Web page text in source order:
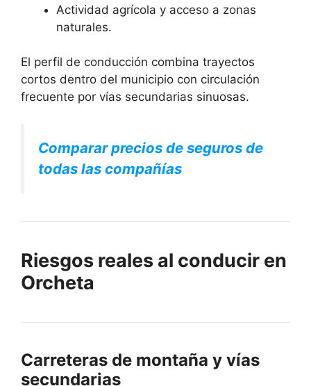
Actividad agrícola y acceso a zonas
naturales.
El perfil de conducción combina trayectos
cortos dentro del municipio con circulación
frecuente por vías secundarias sinuosas.
Comparar precios de seguros de
todas las compañías
Riesgos reales al conducir en
Orcheta
Carreteras de montaña y vías
secundarias